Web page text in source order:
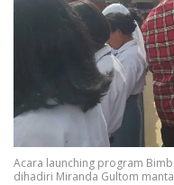
Acara launching program
dihadiri Miranda Gultom